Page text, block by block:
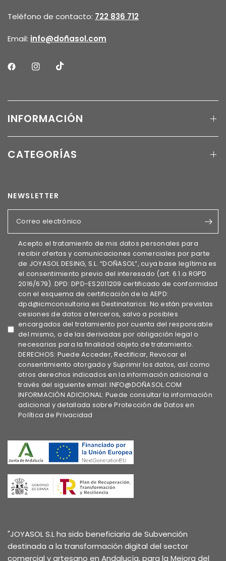
Teléfono de contacto: 722 836 712
Email: info@doñasol.com
INFORMACIÓN
CATEGORÍAS
NEWSLETTER
Correo electrónico
Acepto el tratamiento de mis datos personales para
recibir ofertas y comunicaciones comerciales por parte
de JOYASOL DESING, S.L. “DOÑASOL”, cuya base legítima es
el consentimiento previo del interesado (art. 6.1.a RGPD
2016/679). DPD: DPD-ES2011209 certificado de conformidad
con el esquema de certificación de la AEPD:
dpd@icmconsultoria.es Destinatarios: No están previstas
cesiones de datos a terceros, salvo a posibles
encargados del tratamiento por cuenta del responsable
del mismo, o de las derivadas por obligación legal o
necesarias para la finalidad objeto de tratamiento.
DERECHOS: Puede Acceder, Rectificar, Revocar el
consentimiento otorgado y Suprimir los datos, así como
otros derechos indicados en la información adicional a
través del siguiente email: INFO@DOÑASOL.COM
INFORMACIÓN ADICIONAL: Puede consultar la información
adicional y detallada sobre Protección de Datos en
Política de Privacidad
"JOYASOL S.L ha sido beneficiaria de Subvención
destinada a la transformación digital del sector
comercial y artesano en Andalucía, para la Mejora del